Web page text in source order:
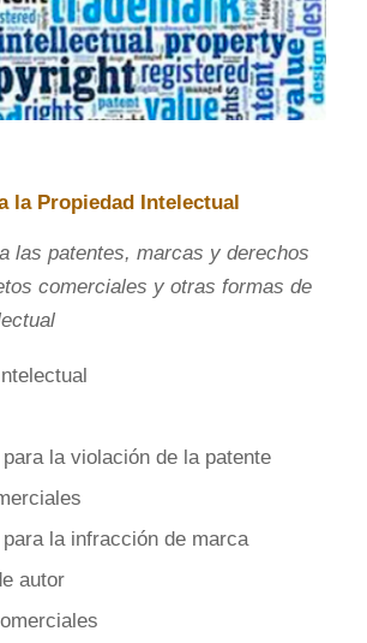
la Propiedad Intelectual
las patentes, marcas y derechos
comerciales y otras formas de
la violación de la patente
la infracción de marca
autor